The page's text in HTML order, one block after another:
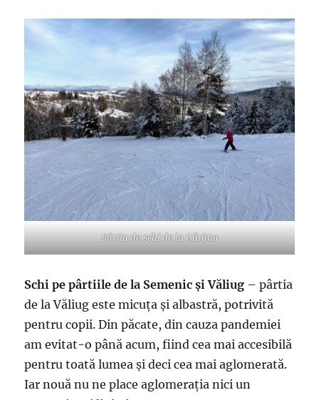
Pârtia de schi de la Gărâna
Schi pe pârtiile de la Semenic și Văliug – pârtia
de la Văliug este micuța și albastră, potrivită
pentru copii. Din păcate, din cauza pandemiei
am evitat-o până acum, fiind cea mai accesibilă
pentru toată lumea și deci cea mai aglomerată.
Iar nouă nu ne place aglomerația nici un